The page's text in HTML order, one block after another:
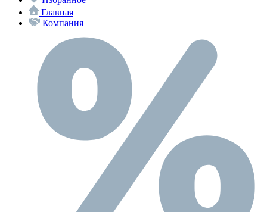
Главная
Компания